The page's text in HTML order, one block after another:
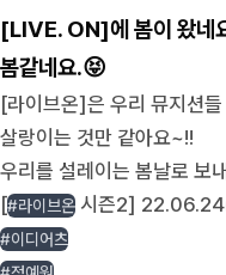
[LIVE. ON]에 봄이 왔네
봄같네요.😝
[라이브온]은 우리 뮤지션
살랑이는 것만 같아요~!!
우리를 설레이는 봄날로 보
[#라이브온 시즌2]
#이디어츠